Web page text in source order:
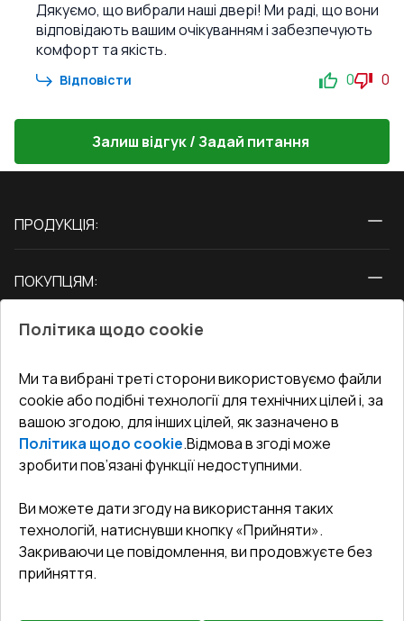
Дякуємо, що вибрали наші двері! Ми раді, що вони
відповідають вашим очікуванням і забезпечують
комфорт та якість.
Відповісти 0 0
Залиш відгук / Задай питання
ПРОДУКЦІЯ:
Двері
ПОКУПЦЯМ:
Блог
Адреса гіпермаркета
Як правильно заміряти вікна
СЕРВІС ТА ОБЛУГОВУВАННЯ:
Доставка і Оплата
Гарантія та Сервіс
Повернення товару
Договір публічної оферти
КОНТАКТИ
Офіс:Україна, м. Вінниця, вул. Келецька 60 кв. 61
undefined(undefined)
Політика щодо cookie
Ми та вибрані треті сторони використовуємо файли
cookie або подібні технології для технічних цілей і, за
вашою згодою, для інших цілей, як зазначено в
Політика щодо cookie.Відмова в згоді може
зробити пов’язані функції недоступними.
Ви можете дати згоду на використання таких
технологій, натиснувши кнопку «Прийняти».
Закриваючи це повідомлення, ви продовжуєте без
прийняття.